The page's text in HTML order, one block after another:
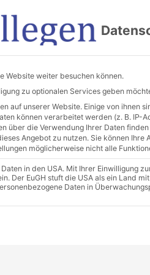
kollegen.de
Unternehmen
Website weiter besuchen können.
zu optionalen Services geben
auf unserer Website. Einige von ihnen
können verarbeitet werden (z. B. IP-
über die Verwendung Ihrer Daten
Angebot zu nutzen. Sie können Ihre
möglicherweise nicht alle
in den USA. Mit Ihrer Einwilligung
Der EuGH stuft die USA als ein Land
Daten in
für die eine Einwilligung